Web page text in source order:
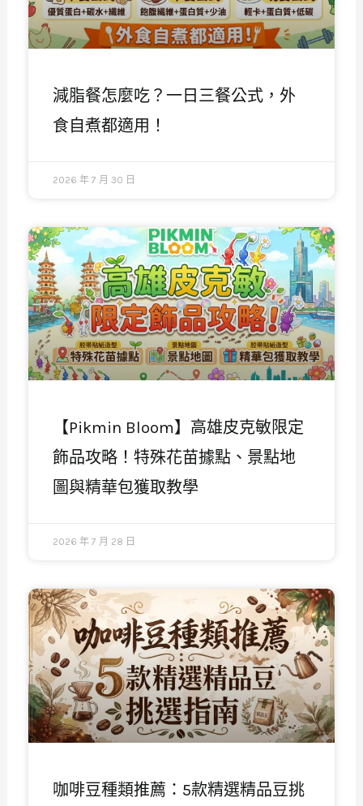
減脂餐怎麼吃？一日三餐公式，外
食自煮都適用！
2026 年 7 月 30 日
【Pikmin Bloom】高雄皮克敏限定
飾品攻略！特殊花苗據點、景點地
圖與精華包獲取教學
2026 年 7 月 28 日
咖啡豆種類推薦：5款精選精品豆挑